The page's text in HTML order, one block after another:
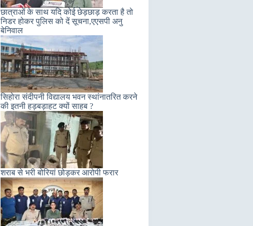
छात्राओं के साथ यदि कोई छेड़छाड़ करता है तो
निडर होकर पुलिस को दें सूचना,एएसपी अनु
बेनिवाल
सिहोरा संदीपनी विद्यालय भवन स्थांनातरित करने
की इतनी हड़बड़ाहट क्यों साहब ?
शराब से भरी बोरियां छोड़कर आरोपी फरार